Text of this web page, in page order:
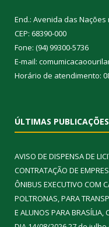
End.: Avenida das Nações
CEP: 68390-000
Fone: (94) 99300-5736
E-mail:
Horário de atendimento:
ÚLTIMAS PUBLICAÇÕES
AVISO DE DISPENSA DE
CONTRATAÇÃO DE
ÔNIBUS EXECUTIVO COM
POLTRONAS, PARA
E ALUNOS PARA